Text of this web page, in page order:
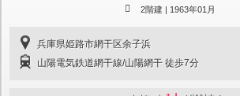
2階建 | 1963年01月
兵庫県姫路市網干区余子浜
山陽電気鉄道網干線/山陽網干 徒歩7分